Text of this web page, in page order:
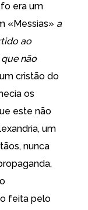
era um
«Messias» a
ao
não
cristão do
os
este não
um
nunca
feita pelo